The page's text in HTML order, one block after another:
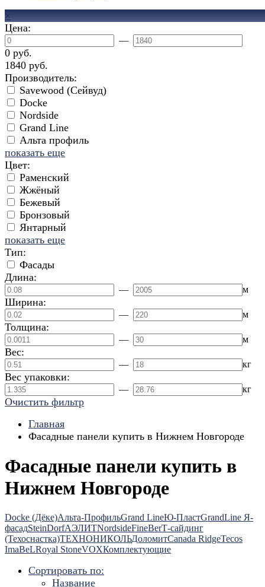
×
Цена:
—
0 руб.
1840 руб.
Производитель:
Savewood (Сейвуд)
Docke
Nordside
Grand Line
Альта профиль
показать еще
Цвет:
Раменский
Жжёный
Бежевый
Бронзовый
Янтарный
показать еще
Тип:
Фасады
Длина:
— м
Ширина:
— м
Толщина:
— м
Вес:
— кг
Вес упаковки:
— кг
Очистить фильтр
Главная
Фасадные панели купить в Нижнем Новгороде
Фасадные панели купить в
Нижнем Новгороде
Docke (Дёке)Альта-ПрофильGrand LineЮ-ПластGrandLine Я-
фасадSteinDorfАЭЛИТNordsideFineBerТ-сайдинг
(Техоснастка)ТЕХНОНИКОЛЬДоломитCanada RidgeTecos
ImaBeLRoyal StoneVOXКомплектующие
Сортировать по:
Название